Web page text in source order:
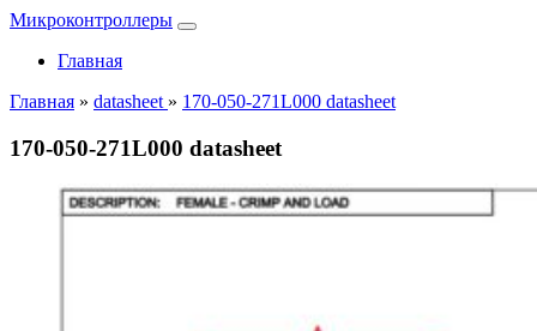
Микроконтроллеры
Главная
Главная » datasheet » 170-050-271L000 datasheet
170-050-271L000 datasheet